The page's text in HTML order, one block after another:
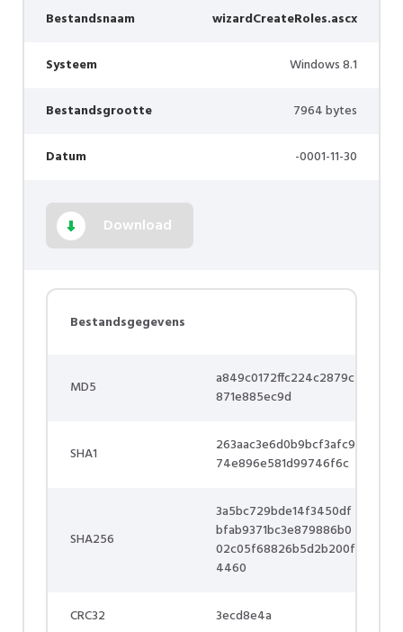
Bestandsnaam wizardCreateRoles.ascx
Systeem Windows 8.1
Bestandsgrootte 7964 bytes
Datum -0001-11-30
Download
Bestandsgegevens
MD5
a849c0172ffc224c2879c
871e885ec9d
SHA1
263aac3e6d0b9bcf3afc9
74e896e581d99746f6c
SHA256
3a5bc729bde14f3450df
bfab9371bc3e879886b0
02c05f68826b5d2b200f
4460
CRC32 3ecd8e4a